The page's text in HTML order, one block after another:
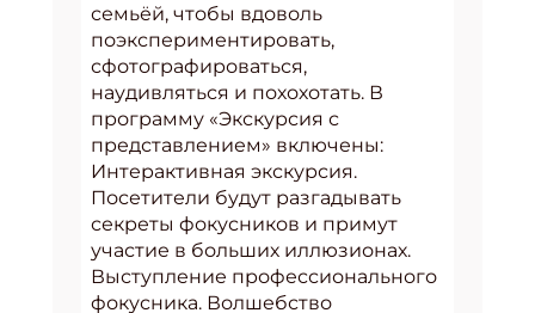
семьёй, чтобы вдоволь
поэкспериментировать,
сфотографироваться,
наудивляться и похохотать. В
программу «Экскурсия с
представлением» включены:
Интерактивная экскурсия.
Посетители будут разгадывать
секреты фокусников и примут
участие в больших иллюзионах.
Выступление профессионального
фокусника. Волшебство